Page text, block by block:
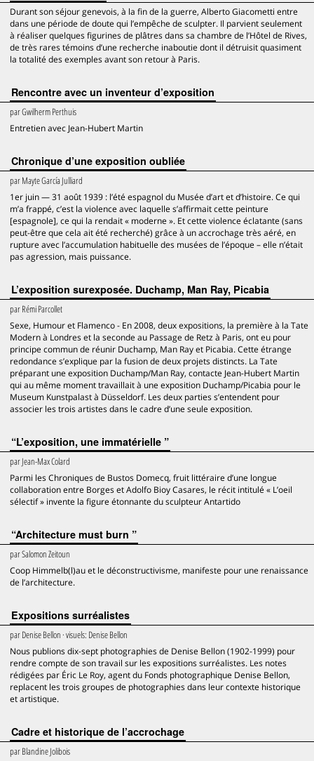
Durant son séjour genevois, à la fin de la guerre, Alberto Giacometti entre
dans une période de doute qui l’empêche de sculpter. Il parvient seulement
à réaliser quelques figurines de plâtres dans sa chambre de l’Hôtel de Rives,
de très rares témoins d’une recherche inaboutie dont il détruisit quasiment
la totalité des exemples avant son retour à Paris.
Rencontre avec un inventeur d’exposition
parGwilherm Perthuis
Entretien avec Jean-Hubert Martin
Chronique d’une exposition oubliée
parMayte García Julliard
1er juin — 31 août 1939 : l’été espagnol du Musée d’art et d’histoire. Ce qui
m’a frappé, c’est la violence avec laquelle s’affirmait cette peinture
[espagnole], ce qui la rendait « moderne ». Et cette violence éclatante (sans
peut-être que cela ait été recherché) grâce à un accrochage très aéré, en
rupture avec l’accumulation habituelle des musées de l’époque – elle n’était
pas agression, mais puissance.
L’exposition surexposée. Duchamp, Man Ray, Picabia
parRémi Parcollet
Sexe, Humour et Flamenco - En 2008, deux expositions, la première à la Tate
Modern à Londres et la seconde au Passage de Retz à Paris, ont eu pour
principe commun de réunir Duchamp, Man Ray et Picabia. Cette étrange
redondance s’explique par la fusion de deux projets distincts. La Tate
préparant une exposition Duchamp/Man Ray, contacte Jean-Hubert Martin
qui au même moment travaillait à une exposition Duchamp/Picabia pour le
Museum Kunstpalast à Düsseldorf. Les deux parties s’entendent pour
associer les trois artistes dans le cadre d’une seule exposition.
“L’exposition, une immatérielle ”
parJean-Max Colard
Parmi les Chroniques de Bustos Domecq, fruit littéraire d’une longue
collaboration entre Borges et Adolfo Bioy Casares, le récit intitulé « L’oeil
sélectif » invente la figure étonnante du sculpteur Antartido
“Architecture must burn ”
parSalomon Zeitoun
Coop Himmelb(l)au et le déconstructivisme, manifeste pour une renaissance
de l’architecture.
Expositions surréalistes
parDenise Bellon · visuels: Denise Bellon
Nous publions dix-sept photographies de Denise Bellon (1902-1999) pour
rendre compte de son travail sur les expositions surréalistes. Les notes
rédigées par Éric Le Roy, agent du Fonds photographique Denise Bellon,
replacent les trois groupes de photographies dans leur contexte historique
et artistique.
Cadre et historique de l’accrochage
parBlandine Jolibois